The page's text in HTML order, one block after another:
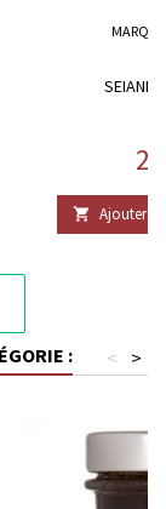
 Ajouter
: >
<